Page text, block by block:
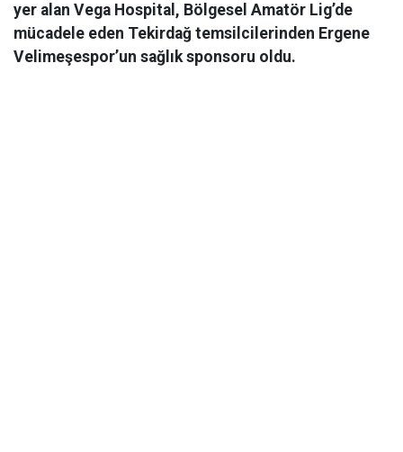
yer alan Vega Hospital, Bölgesel Amatör Lig’de
mücadele eden Tekirdağ temsilcilerinden Ergene
Velimeşespor’un sağlık sponsoru oldu.